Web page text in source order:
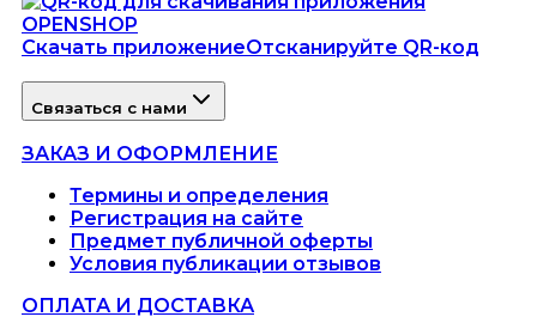
Скачать приложениеОтсканируйте QR-код
Связаться с нами
ЗАКАЗ И ОФОРМЛЕНИЕ
Термины и определения
Регистрация на сайте
Предмет публичной оферты
Условия публикации отзывов
ОПЛАТА И ДОСТАВКА